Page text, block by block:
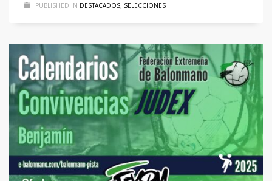
PUBLISHED IN DESTACADOS, SELECCIONES